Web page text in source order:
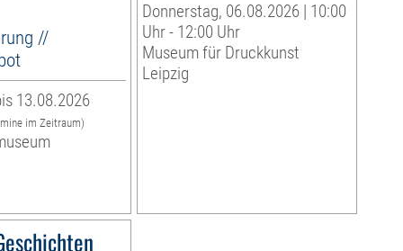
//
13.08.2026
im Zeitraum)
Donnerstag, 06.08.2026 | 10:00
Uhr - 12:00 Uhr
Museum für Druckkunst
Leipzig